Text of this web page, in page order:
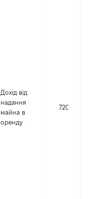
Дохід від
надання
майна в
оренду
72000